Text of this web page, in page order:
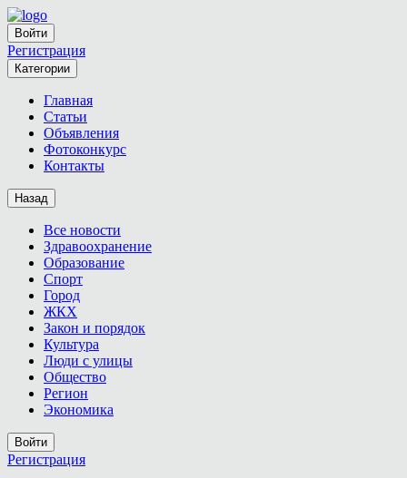
Войти
Регистрация
Категории
Главная
Статьи
Объявления
Фотоконкурс
Контакты
Назад
Все новости
Здравоохранение
Образование
Спорт
Город
ЖКХ
Закон и порядок
Культура
Люди с улицы
Общество
Регион
Экономика
Войти
Регистрация